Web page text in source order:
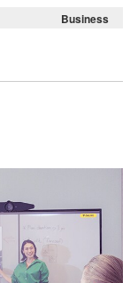
Business